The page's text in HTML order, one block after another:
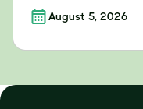
August 5, 2026